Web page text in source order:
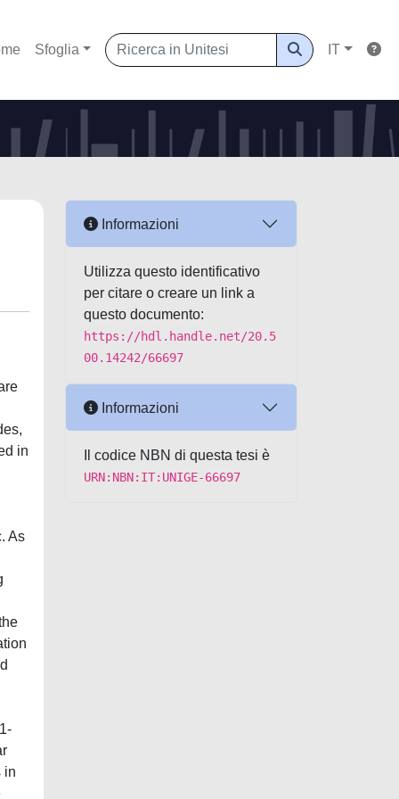
Sfoglia IT
in
As
in
Informazioni
Utilizza questo identificativo
per citare o creare un link a
questo documento:
https://hdl.handle.net/20.5
00.14242/66697
Informazioni
Il codice NBN di questa tesi è
URN:NBN:IT:UNIGE-66697